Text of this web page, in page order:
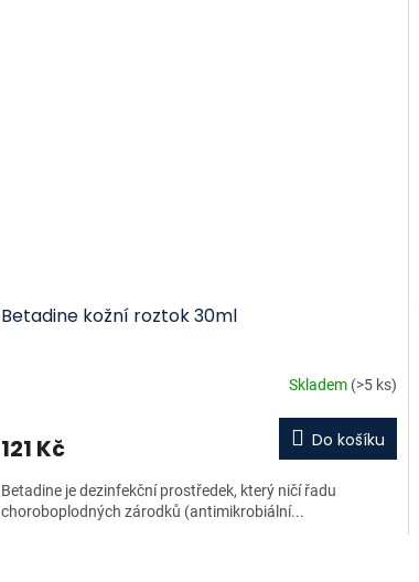
Betadine kožní roztok 30ml
Skladem (>5 ks)
121 Kč Do košíku
Betadine je dezinfekční prostředek, který ničí řadu
choroboplodných zárodků (antimikrobiální...